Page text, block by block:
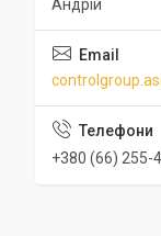
Андрій
+380 (66) 255-